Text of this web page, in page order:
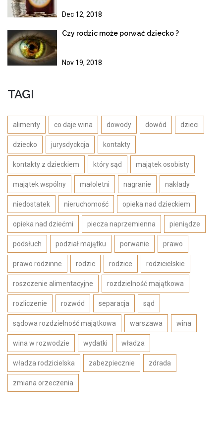
Dec 12, 2018
Czy rodzic może porwać dziecko ?
Nov 19, 2018
TAGI
alimenty co daje wina dowody dowód dzieci
dziecko jurysdyckcja kontakty
kontakty z dzieckiem który sąd majątek osobisty
majątek wspólny małoletni nagranie nakłady
niedostatek nieruchomość opieka nad dzieckiem
opieka nad dziećmi piecza naprzemienna pieniądze
podsłuch podział majątku porwanie prawo
prawo rodzinne rodzic rodzice rodzicielskie
roszczenie alimentacyjne rozdzielność majątkowa
rozliczenie rozwód separacja sąd
sądowa rozdzielność majątkowa warszawa wina
wina w rozwodzie wydatki władza
władza rodzicielska zabezpiecznie zdrada
zmiana orzeczenia